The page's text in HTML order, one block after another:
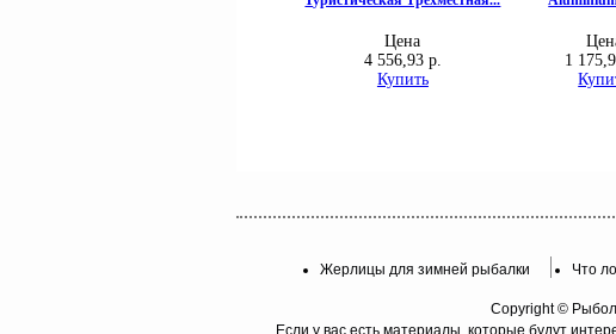
Жерлицы для зимней рыбалки Что
Copyright ©
Если у вас есть материалы, которые будут